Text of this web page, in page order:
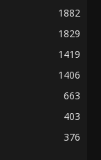
1882
1829
1419
1406
663
403
376